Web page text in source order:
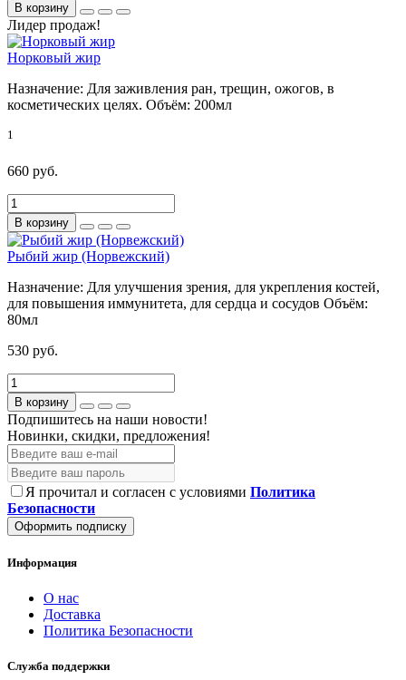
В корзину
Лидер продаж!
Норковый жир
Назначение: Для заживления ран, трещин, ожогов, в
косметических целях. Объём: 200мл
1
660 руб.
В корзину
Рыбий жир (Норвежский)
Назначение: Для улучшения зрения, для укрепления костей,
для повышения иммунитета, для сердца и сосудов Объём:
80мл
530 руб.
В корзину
Подпишитесь на наши новости!
Новинки, скидки, предложения!
Я прочитал и согласен с условиями Политика
Безопасности
Оформить подписку
Информация
О нас
Доставка
Политика Безопасности
Служба поддержки